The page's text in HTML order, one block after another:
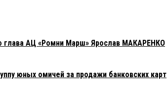
глава АЦ «Ромни Марш» Ярослав МАКАРЕНКО
юных омичей за продажи банковских карт